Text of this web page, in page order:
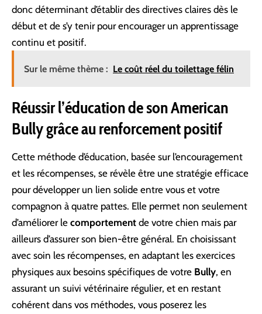
donc déterminant d’établir des directives claires dès le
début et de s’y tenir pour encourager un apprentissage
continu et positif.
Sur le même thème : Le coût réel du toilettage félin
Réussir l’éducation de son American
Bully grâce au renforcement positif
Cette méthode d’éducation, basée sur l’encouragement
et les récompenses, se révèle être une stratégie efficace
pour développer un lien solide entre vous et votre
compagnon à quatre pattes. Elle permet non seulement
d’améliorer le comportement de votre chien mais par
ailleurs d’assurer son bien-être général. En choisissant
avec soin les récompenses, en adaptant les exercices
physiques aux besoins spécifiques de votre Bully, en
assurant un suivi vétérinaire régulier, et en restant
cohérent dans vos méthodes, vous poserez les